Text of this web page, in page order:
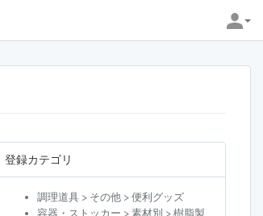
登録カテゴリ
調理道具 > その他 > 便利グッズ
容器・ストッカー > 素材別 > 樹脂製